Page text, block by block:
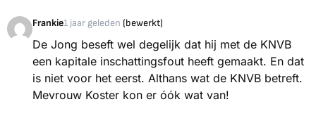
Frankie1 jaar geleden (bewerkt)
De Jong beseft wel degelijk dat hij met de KNVB
een kapitale inschattingsfout heeft gemaakt. En dat
is niet voor het eerst. Althans wat de KNVB betreft.
Mevrouw Koster kon er óók wat van!